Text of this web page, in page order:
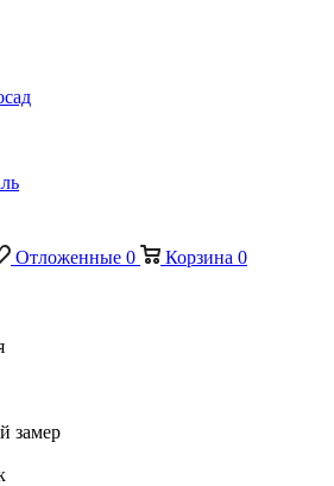
Отложенные 0 Корзина 0
замер